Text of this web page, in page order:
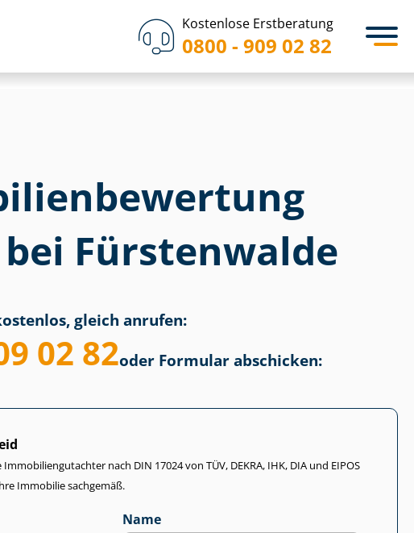
Kostenlose Erstberatung
0800 - 909 02 82
bei Fürstenwalde
gleich anrufen:
02 82oder Formular abschicken:
nach DIN 17024 von TÜV, DEKRA, IHK, DIA und EIPOS
Immobilie sachgemäß.
Name